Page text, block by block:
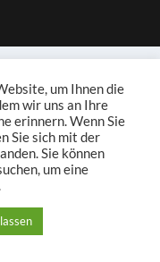
um Ihnen die
wir uns an Ihre
erinnern. Wenn Sie
Sie sich mit der
Sie können
um eine